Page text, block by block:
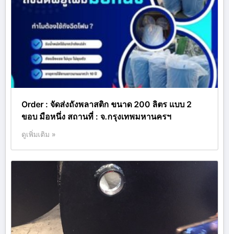
Order : จัดส่งถังพลาสติก ขนาด 200 ลิตร แบบ 2
ขอบ มือหนึ่ง สถานที่ : จ.กรุงเทพมหานครฯ
ดูเพิ่มเติม »